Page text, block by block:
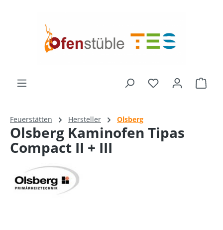
Du hast 0
Feuerstätten Hersteller Olsberg
Olsberg Kaminofen Tipas
Compact II + III